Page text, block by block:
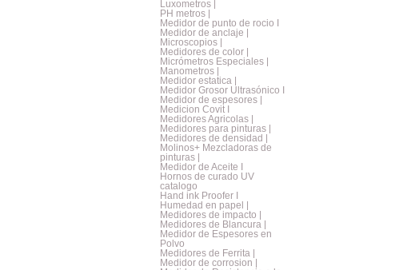
Luxometros |
PH metros |
Medidor de punto de rocio I
Medidor de anclaje |
Microscopios |
Medidores de color |
Micrómetros Especiales |
Manometros |
Medidor estatica |
Medidor Grosor Ultrasónico I
Medidor de espesores |
Medicion Covit I
Medidores Agricolas |
Medidores para pinturas |
Medidores de densidad |
Molinos+ Mezcladoras de
pinturas |
Medidor de Aceite I
Hornos de curado UV
catalogo
Hand ink Proofer I
Humedad en papel |
Medidores de impacto |
Medidores de Blancura |
Medidor de Espesores en
Polvo
Medidores de Ferrita |
Medidor de corrosion |